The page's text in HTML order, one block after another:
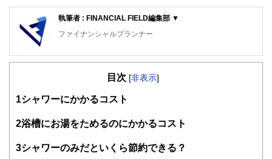
執筆者 : FINANCIAL FIELD編集部 ▼
ファイナンシャルプランナー
FinancialField編集部は、金融、経済に関する記事を、日々
知識がない方でも理解できるようわかりやすく発信していま
得者を中心に「お金や暮らし」に関する書籍・雑誌の編集経
験者で構成され、企画立案から記事掲載まですべての工程に
目次 [非表示]
1 シャワーにかかるコスト
2浴槽にお湯をためるのにかかるコスト
3シャワーのみだといくら節約できる？